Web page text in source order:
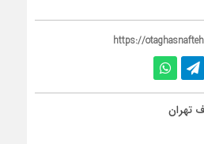
https://
تهران